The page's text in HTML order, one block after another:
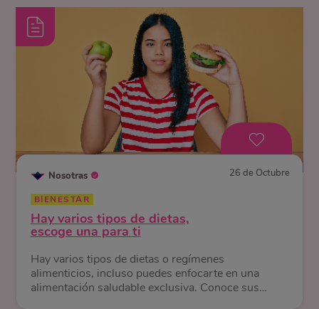
Nosotras 26 de Octubre
BIENESTAR
Hay varios tipos de dietas,
escoge una para ti
Hay varios tipos de dietas o regímenes
alimenticios, incluso puedes enfocarte en una
alimentación saludable exclusiva. Conoce sus